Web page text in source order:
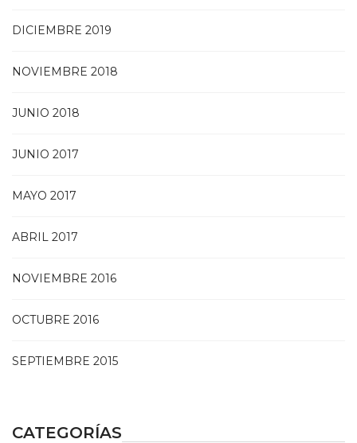
DICIEMBRE 2019
NOVIEMBRE 2018
JUNIO 2018
JUNIO 2017
MAYO 2017
ABRIL 2017
NOVIEMBRE 2016
OCTUBRE 2016
SEPTIEMBRE 2015
CATEGORÍAS